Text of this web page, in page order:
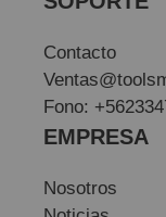
Contacto
Fono:
EMPRESA
Nosotros